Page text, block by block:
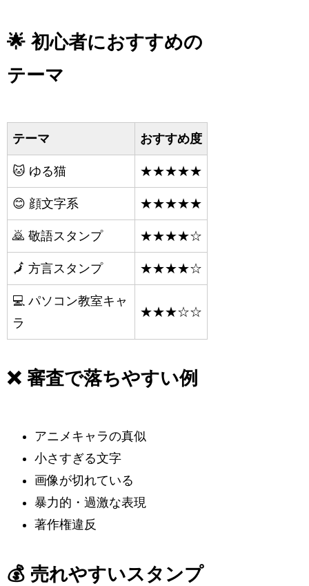
🌟 初心者におすすめの
テーマ
テーマ おすすめ度
🐱 ゆる猫 ★★★★★
😊 顔文字系 ★★★★★
🙇 敬語スタンプ ★★★★☆
🗾 方言スタンプ ★★★★☆
💻 パソコン教室キャ
ラ
★★★☆☆
❌ 審査で落ちやすい例
アニメキャラの真似
小さすぎる文字
画像が切れている
暴力的・過激な表現
著作権違反
💰 売れやすいスタンプ